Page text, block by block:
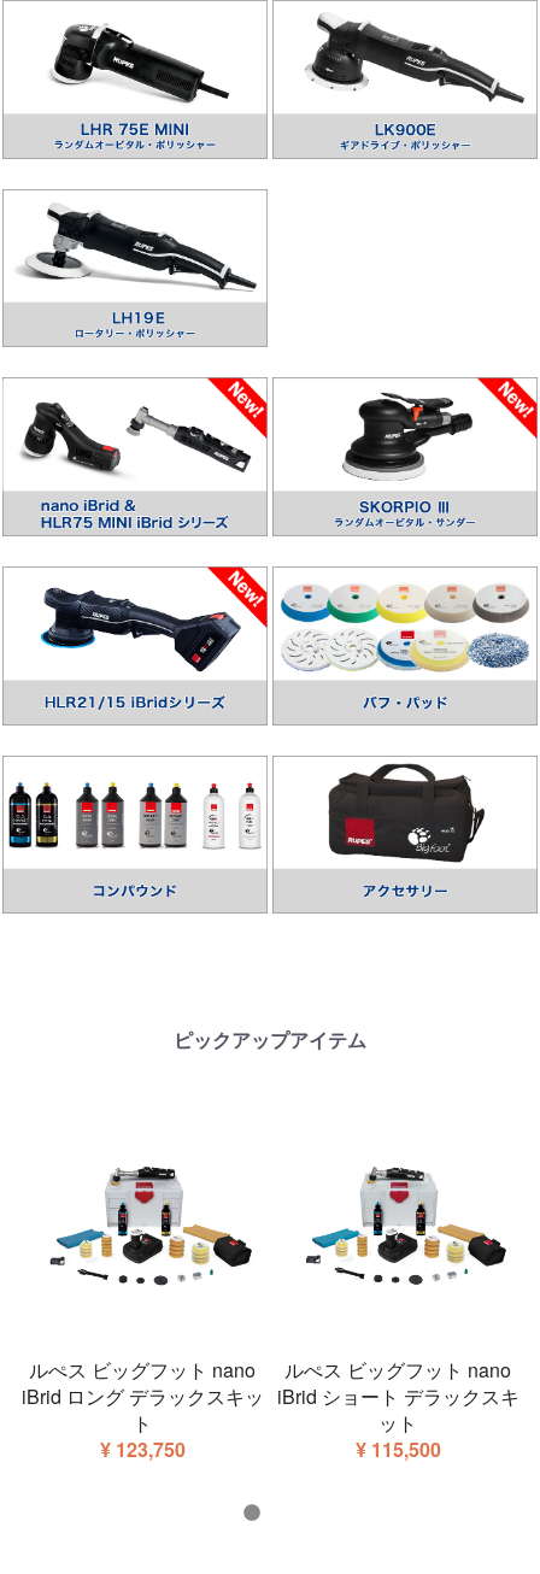
ピックアップアイテム
ルぺス ビッグフット nano
iBrid ロング デラックスキッ
ト
¥ 123,750
ルぺス ビッグフット nano
iBrid ショート デラックスキ
ット
¥ 115,500